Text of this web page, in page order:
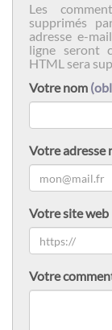
Les
supprimés
adresse e-
ligne seront
HTML sera
Votre nom
Votre adresse
Votre site web
Votre